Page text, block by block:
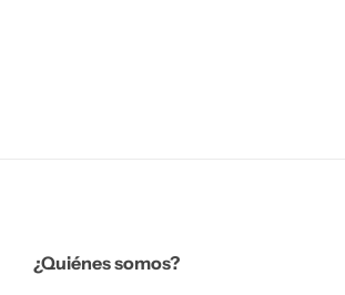
¿Quiénes somos?